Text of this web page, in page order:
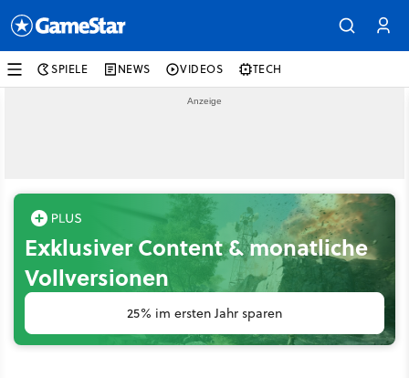
SPIELE NEWS VIDEOS TECH
Exklusiver Content & monatliche
Vollversionen
25% im ersten Jahr sparen